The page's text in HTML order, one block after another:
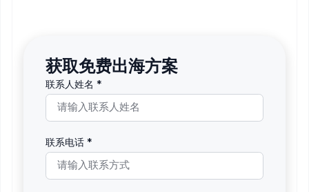
获取免费出海方案
联系人姓名 *
联系电话 *